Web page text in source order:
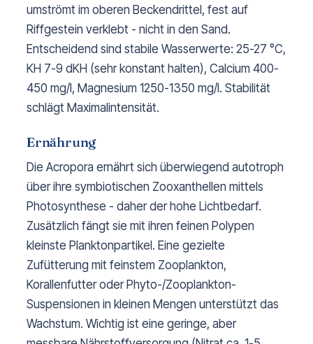
umströmt im oberen Beckendrittel, fest auf
Riffgestein verklebt - nicht in den Sand.
Entscheidend sind stabile Wasserwerte: 25-27 °C,
KH 7-9 dKH (sehr konstant halten), Calcium 400-
450 mg/l, Magnesium 1250-1350 mg/l. Stabilität
schlägt Maximalintensität.
Ernährung
Die Acropora ernährt sich überwiegend autotroph
über ihre symbiotischen Zooxanthellen mittels
Photosynthese - daher der hohe Lichtbedarf.
Zusätzlich fängt sie mit ihren feinen Polypen
kleinste Planktonpartikel. Eine gezielte
Zufütterung mit feinstem Zooplankton,
Korallenfutter oder Phyto-/Zooplankton-
Suspensionen in kleinen Mengen unterstützt das
Wachstum. Wichtig ist eine geringe, aber